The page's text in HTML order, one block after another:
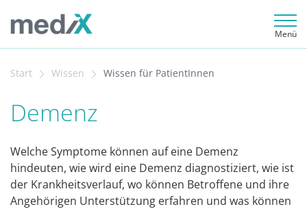
Menü
Start Wissen Wissen für PatientInnen
Demenz
Welche Symptome können auf eine Demenz
hindeuten, wie wird eine Demenz diagnostiziert, wie ist
der Krankheitsverlauf, wo können Betroffene und ihre
Angehörigen Unterstützung erfahren und was können